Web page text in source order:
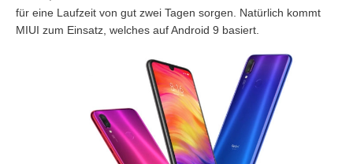
für eine Laufzeit von gut zwei Tagen sorgen. Natürlich kommt
MIUI zum Einsatz, welches auf Android 9 basiert.